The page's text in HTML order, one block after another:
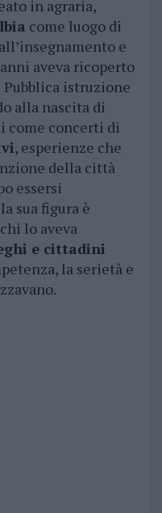
in agraria,
come luogo di
e
aveva ricoperto
Pubblica istruzione
alla nascita di
concerti di
, esperienze che
della città
essersi
sua figura è
lo aveva
e cittadini
la serietà e